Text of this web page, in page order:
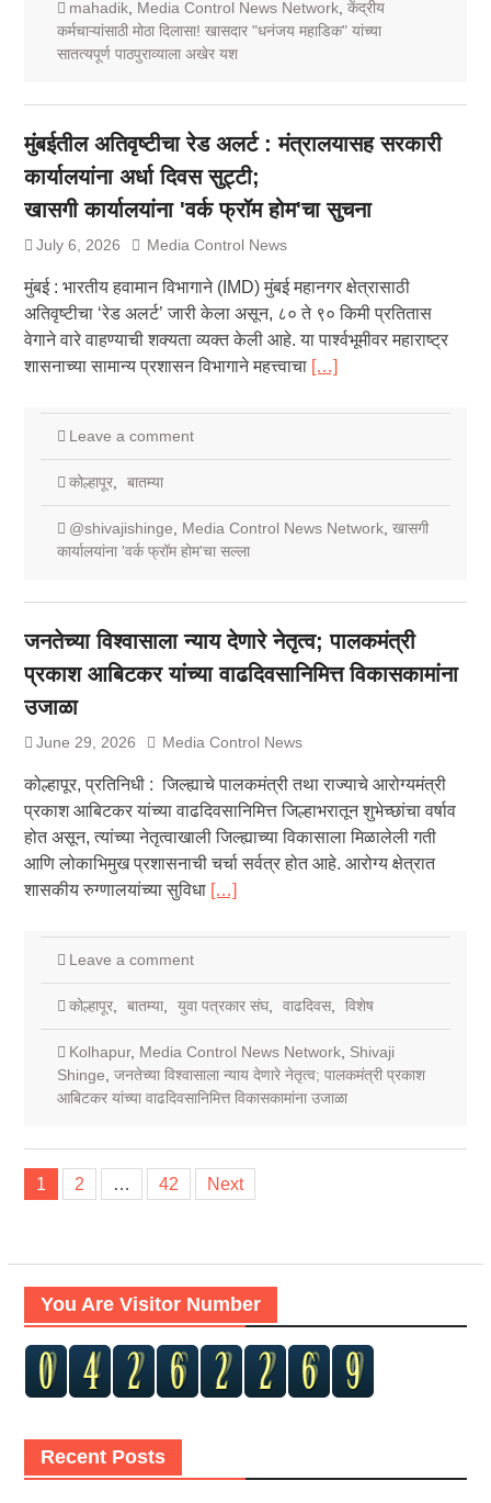
mahadik, Media Control News Network, केंद्रीय
कर्मचाऱ्यांसाठी मोठा दिलासा! खासदार "धनंजय महाडिक" यांच्या
सातत्यपूर्ण पाठपुराव्याला अखेर यश
मुंबईतील अतिवृष्टीचा रेड अलर्ट : मंत्रालयासह सरकारी
कार्यालयांना अर्धा दिवस सुट्टी;
खासगी कार्यालयांना 'वर्क फ्रॉम होम'चा सुचना
July 6, 2026 Media Control News
मुंबई : भारतीय हवामान विभागाने (IMD) मुंबई महानगर क्षेत्रासाठी
अतिवृष्टीचा ‘रेड अलर्ट’ जारी केला असून, ८० ते ९० किमी प्रतितास
वेगाने वारे वाहण्याची शक्यता व्यक्त केली आहे. या पार्श्वभूमीवर महाराष्ट्र
शासनाच्या सामान्य प्रशासन विभागाने महत्त्वाचा […]
Leave a comment
कोल्हापूर, बातम्या
@shivajishinge Media Control News Network, खासगी
कार्यालयांना 'वर्क फ्रॉम होम'चा सल्ला
जनतेच्या विश्वासाला न्याय देणारे नेतृत्व; पालकमंत्री
प्रकाश आबिटकर यांच्या वाढदिवसानिमित्त विकासकामांना
उजाळा
June 29, 2026 Media Control News
कोल्हापूर, प्रतिनिधी : जिल्ह्याचे पालकमंत्री तथा राज्याचे आरोग्यमंत्री
प्रकाश आबिटकर यांच्या वाढदिवसानिमित्त जिल्हाभरातून शुभेच्छांचा वर्षाव
होत असून, त्यांच्या नेतृत्वाखाली जिल्ह्याच्या विकासाला मिळालेली गती
आणि लोकाभिमुख प्रशासनाची चर्चा सर्वत्र होत आहे. आरोग्य क्षेत्रात
शासकीय रुग्णालयांच्या सुविधा […]
Leave a comment
कोल्हापूर, बातम्या, युवा पत्रकार संघ, वाढदिवस, विशेष
Kolhapur, Media Control News Network, Shivaji
Shinge जनतेच्या विश्वासाला न्याय देणारे नेतृत्व; पालकमंत्री प्रकाश
आबिटकर यांच्या वाढदिवसानिमित्त विकासकामांना उजाळा
Posts
pagination
1 2 … 42 Next
You Are Visitor Number
Recent Posts